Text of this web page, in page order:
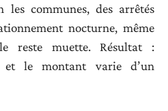
les communes, des arrêtés
nocturne, même
reste muette. Résultat :
et le montant varie d’un